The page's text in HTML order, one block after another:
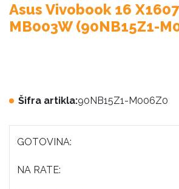
Asus Vivobook 16
MB003W (90NB15Z1-
Šifra artikla:90NB15Z1-M006Z0
GOTOVINA:
NA RATE: